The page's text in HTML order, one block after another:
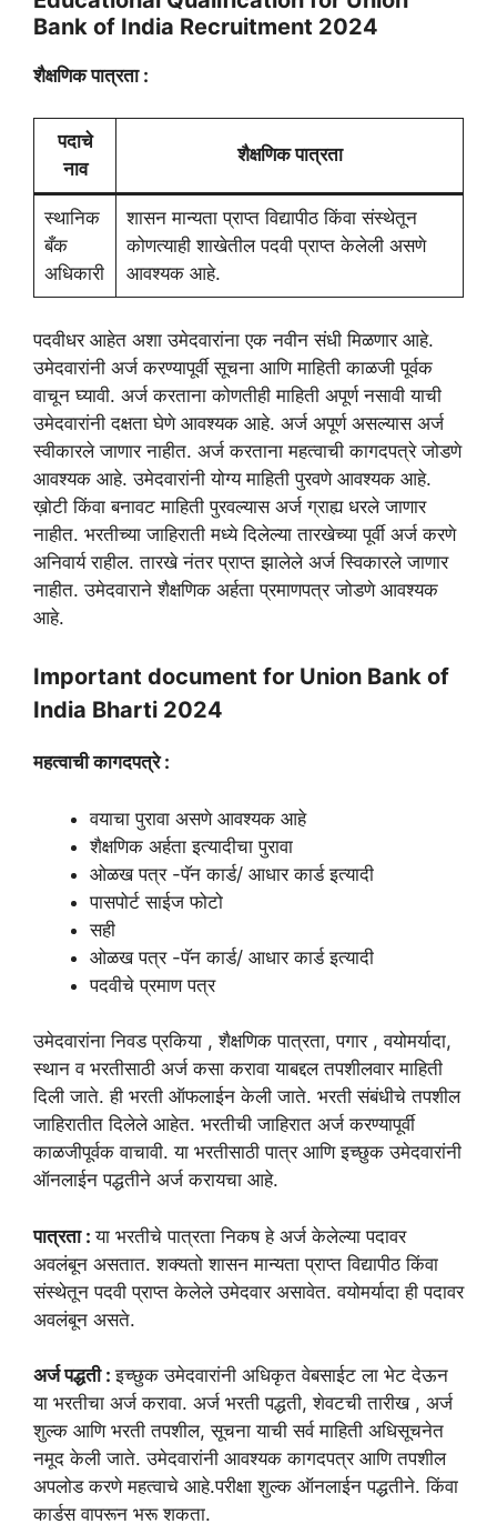
Bank of India Recruitment 2024
शैक्षणिक पात्रता :
पदाचे
नाव
शैक्षणिक पात्रता
स्थानिक
बँक
अधिकारी
शासन मान्यता प्राप्त विद्यापीठ किंवा संस्थेतून
कोणत्याही शाखेतील पदवी प्राप्त केलेली असणे
आवश्यक आहे.
पदवीधर आहेत अशा उमेदवारांना एक नवीन संधी मिळणार आहे.
उमेदवारांनी अर्ज करण्यापूर्वी सूचना आणि माहिती काळजी पूर्वक
वाचून घ्यावी. अर्ज करताना कोणतीही माहिती अपूर्ण नसावी याची
उमेदवारांनी दक्षता घेणे आवश्यक आहे. अर्ज अपूर्ण असल्यास अर्ज
स्वीकारले जाणार नाहीत. अर्ज करताना महत्वाची कागदपत्रे जोडणे
आवश्यक आहे. उमेदवारांनी योग्य माहिती पुरवणे आवश्यक आहे.
ख़ोटी किंवा बनावट माहिती पुरवल्यास अर्ज ग्राह्य धरले जाणार
नाहीत. भरतीच्या जाहिराती मध्ये दिलेल्या तारखेच्या पूर्वी अर्ज करणे
अनिवार्य राहील. तारखे नंतर प्राप्त झालेले अर्ज स्विकारले जाणार
नाहीत. उमेदवाराने शैक्षणिक अर्हता प्रमाणपत्र जोडणे आवश्यक
आहे.
Important document for Union Bank of
India Bharti 2024
महत्वाची कागदपत्रे :
वयाचा पुरावा असणे आवश्यक आहे
शैक्षणिक अर्हता इत्यादीचा पुरावा
ओळख पत्र -पॅन कार्ड/ आधार कार्ड इत्यादी
पासपोर्ट साईज फोटो
सही
ओळख पत्र -पॅन कार्ड/ आधार कार्ड इत्यादी
पदवीचे प्रमाण पत्र
उमेदवारांना निवड प्रकिया , शैक्षणिक पात्रता, पगार , वयोमर्यादा,
स्थान व भरतीसाठी अर्ज कसा करावा याबद्दल तपशीलवार माहिती
दिली जाते. ही भरती ऑफलाईन केली जाते. भरती संबंधीचे तपशील
जाहिरातीत दिलेले आहेत. भरतीची जाहिरात अर्ज करण्यापूर्वी
काळजीपूर्वक वाचावी. या भरतीसाठी पात्र आणि इच्छुक उमेदवारांनी
ऑनलाईन पद्धतीने अर्ज करायचा आहे.
पात्रता :या भरतीचे पात्रता निकष हे अर्ज केलेल्या पदावर
अवलंबून असतात. शक्यतो शासन मान्यता प्राप्त विद्यापीठ किंवा
संस्थेतून पदवी प्राप्त केलेले उमेदवार असावेत. वयोमर्यादा ही पदावर
अवलंबून असते.
अर्ज पद्धती :इच्छुक उमेदवारांनी अधिकृत वेबसाईट ला भेट देऊन
या भरतीचा अर्ज करावा. अर्ज भरती पद्धती, शेवटची तारीख , अर्ज
शुल्क आणि भरती तपशील, सूचना याची सर्व माहिती अधिसूचनेत
नमूद केली जाते. उमेदवारांनी आवश्यक कागदपत्र आणि तपशील
अपलोड करणे महत्वाचे आहे.परीक्षा शुल्क ऑनलाईन पद्धतीने. किंवा
कार्डस वापरून भरू शकता.